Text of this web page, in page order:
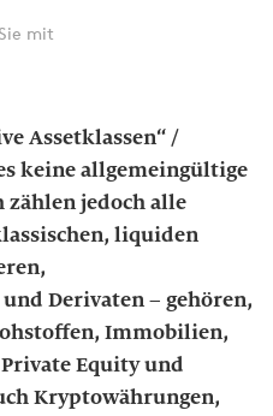
mit
Assetklassen“ /
keine allgemeingültige
jedoch alle
liquiden
Derivaten – gehören,
Immobilien,
Equity und
Kryptowährungen,